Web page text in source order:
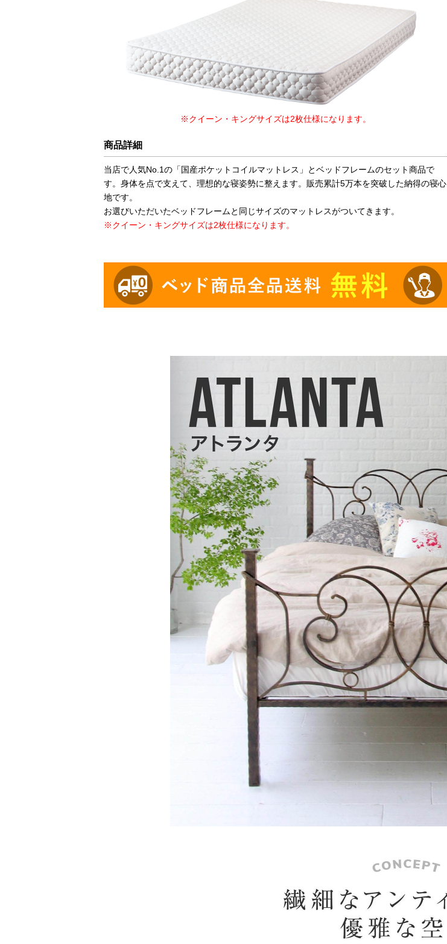
※クイーン・キングサイズは2枚仕様になります。
商品詳細
当店で人気No.1の「国産ポケットコイルマットレス」とベッドフレームのセット商品で
す。身体を点で支えて、理想的な寝姿勢に整えます。販売累計5万本を突破した納得の寝心
地です。
お選びいただいたベッドフレームと同じサイズのマットレスがついてきます。
※クイーン・キングサイズは2枚仕様になります。